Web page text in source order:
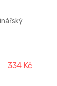
334 Kč